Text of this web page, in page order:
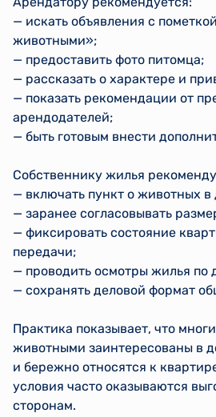
— искать объявления с
животными»;
— предоставить фото питомца;
— рассказать о характере и
— показать рекомендации от
арендодателей;
— быть готовым внести
Собственнику жилья
— включать пункт о животных в
— заранее согласовывать
— фиксировать состояние
передачи;
— проводить осмотры жилья по
— сохранять деловой формат
Практика показывает, что
животными заинтересованы в
и бережно относятся к
условия часто оказываются
сторонам.